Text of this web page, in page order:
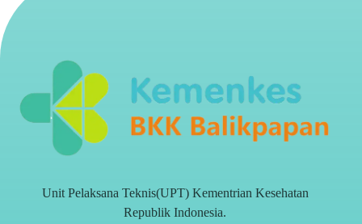
Unit Pelaksana Teknis(UPT) Kementrian Kesehatan
Republik Indonesia.